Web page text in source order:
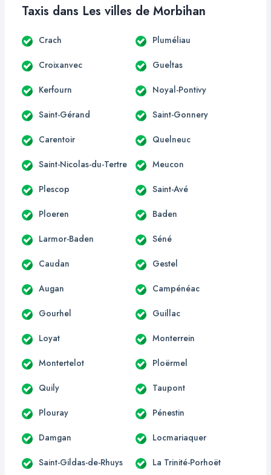
Taxis dans Les villes de Morbihan
Crach Pluméliau
Croixanvec Gueltas
Kerfourn Noyal-Pontivy
Saint-Gérand Saint-Gonnery
Carentoir Quelneuc
Saint-Nicolas-du-Tertre Meucon
Plescop Saint-Avé
Ploeren Baden
Larmor-Baden Séné
Caudan Gestel
Augan Campénéac
Gourhel Guillac
Loyat Monterrein
Montertelot Ploërmel
Quily Taupont
Plouray Pénestin
Damgan Locmariaquer
Saint-Gildas-de-Rhuys La Trinité-Porhoët